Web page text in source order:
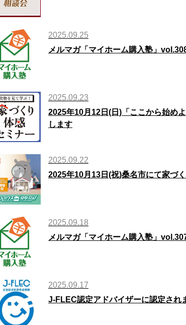
2025.09.25
メルマガ「マイホーム購入塾」
2025.09.23
2025年10月12日(日)「ここから始め
します
2025.09.22
2025年10月13日(祝)桑名市にて家づ
2025.09.18
メルマガ「マイホーム購入塾」
2025.09.17
J-FLEC認定アドバイザーに認定され